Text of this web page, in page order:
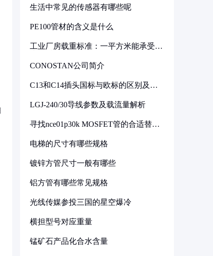
生活中常见的传感器有哪些呢
PE100管材的含义是什么
工业厂房载重标准：一平方米能承受多
CONOSTAN公司简介
C13和C14插头国标与欧标的区别及其
LGJ-240/30导线参数及载流量解析
寻找nce01p30k MOSFET管的合适替代
电梯的尺寸有哪些规格
镀锌方管尺寸一般有哪些
铝方管有哪些常见规格
光线传媒参投三国的星空爆冷
横担型号对应重量
锰矿石产品化合水含量